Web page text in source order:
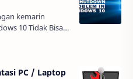
kemarin
10 Tidak Bisa
Part 2 Nya.
baru menggun…
PC / Laptop